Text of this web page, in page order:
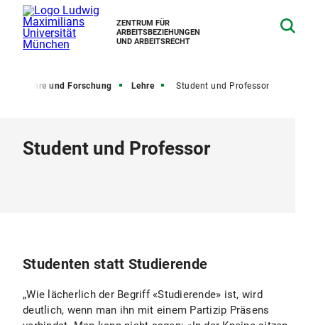
ZENTRUM FÜR
ARBEITSBEZIEHUNGEN
UND ARBEITSRECHT
Lehre und Forschung Lehre Student und Professor
Student und Professor
Studenten statt Studierende
„Wie lächerlich der Begriff «Studierende» ist, wird
deutlich, wenn man ihn mit einem Partizip Präsens